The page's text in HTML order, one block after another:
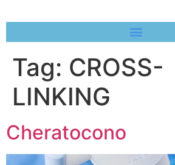
Tag: CROSS-
LINKING
Cheratocono